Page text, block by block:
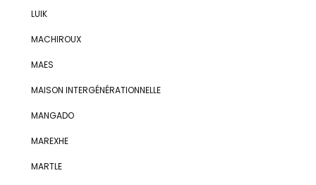
LUIK
MACHIROUX
MAES
MAISON INTERGÉNÉRATIONNELLE
MANGADO
MAREXHE
MARTLE